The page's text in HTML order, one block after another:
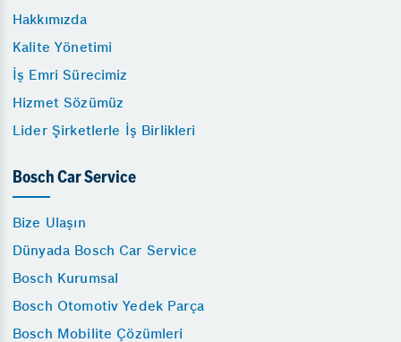
Hakkımızda
Kalite Yönetimi
İş Emri Sürecimiz
Hizmet Sözümüz
Lider Şirketlerle İş Birlikleri
Bosch Car Service
Bize Ulaşın
Dünyada Bosch Car Service
Bosch Kurumsal
Bosch Otomotiv Yedek Parça
Bosch Mobilite Çözümleri